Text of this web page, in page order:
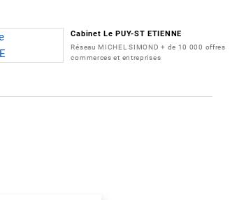
Cabinet Le PUY-ST ETIENNE
Réseau MICHEL SIMOND + de 10 000 offres
commerces et entreprises